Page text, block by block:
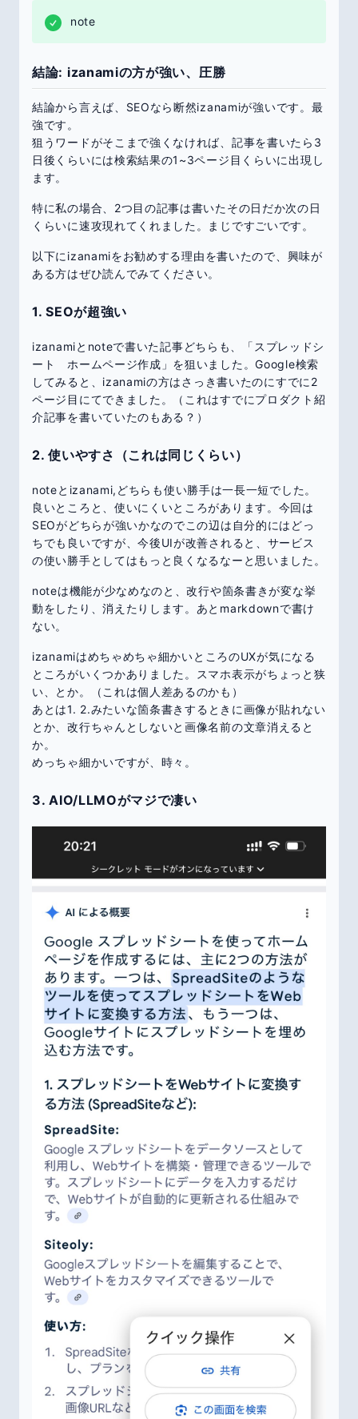
note
結論: izanamiの方が強い、圧勝
結論から言えば、SEOなら断然izanamiが強いです。最
強です。
狙うワードがそこまで強くなければ、記事を書いたら3
日後くらいには検索結果の1~3ページ目くらいに出現し
ます。
特に私の場合、2つ目の記事は書いたその日だか次の日
くらいに速攻現れてくれました。まじですごいです。
以下にizanamiをお勧めする理由を書いたので、興味が
ある方はぜひ読んでみてください。
1. SEOが超強い
izanamiとnoteで書いた記事どちらも、「スプレッドシ
ート ホームページ作成」を狙いました。Google検索
してみると、izanamiの方はさっき書いたのにすでに2
ページ目にてできました。（これはすでにプロダクト紹
介記事を書いていたのもある？）
2. 使いやすさ（これは同じくらい）
noteとizanami,どちらも使い勝手は一長一短でした。
良いところと、使いにくいところがあります。今回は
SEOがどちらが強いかなのでこの辺は自分的にはどっ
ちでも良いですが、今後UIが改善されると、サービス
の使い勝手としてはもっと良くなるなーと思いました。
noteは機能が少なめなのと、改行や箇条書きが変な挙
動をしたり、消えたりします。あとmarkdownで書け
ない。
izanamiはめちゃめちゃ細かいところのUXが気になる
ところがいくつかありました。スマホ表示がちょっと狭
い、とか。（これは個人差あるのかも）
あとは1. 2.みたいな箇条書きするときに画像が貼れない
とか、改行ちゃんとしないと画像名前の文章消えると
か。
めっちゃ細かいですが、時々。
3. AIO/LLMOがマジで凄い